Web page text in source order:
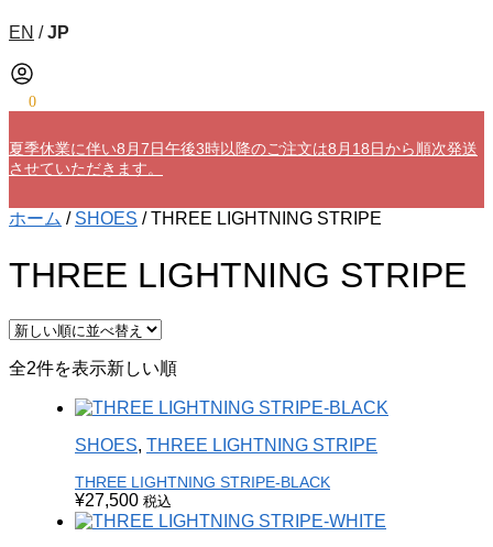
EN /JP
0
夏季休業に伴い8月7日午後3時以降のご注文は8月18日から順次発送
させていただきます。
ホーム / SHOES /THREE LIGHTNING STRIPE
THREE LIGHTNING STRIPE
全2件を表示新しい順
SHOES, THREE LIGHTNING STRIPE
THREE LIGHTNING STRIPE-BLACK
¥27,500 税込